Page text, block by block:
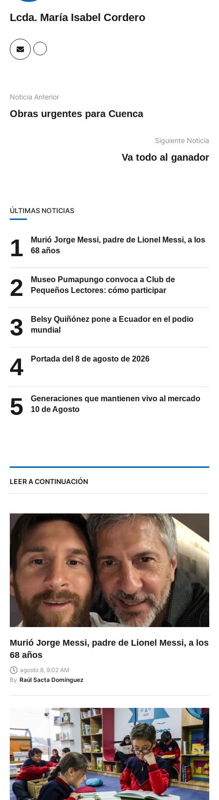
Lcda. María Isabel Cordero
Noticia Anterior
Obras urgentes para Cuenca
Siguiente Noticia
Va todo al ganador
ÚLTIMAS NOTICIAS
1
Murió Jorge Messi, padre de Lionel Messi, a los
68 años
2
Museo Pumapungo convoca a Club de
Pequeños Lectores: cómo participar
3
Belsy Quiñónez pone a Ecuador en el podio
mundial
4 Portada del 8 de agosto de 2026
5
Generaciones que mantienen vivo al mercado
10 de Agosto
LEER A CONTINUACIÓN
Murió Jorge Messi, padre de Lionel Messi, a los
68 años
agosto 8, 9:02 AM
By Raúl Sacta Domínguez